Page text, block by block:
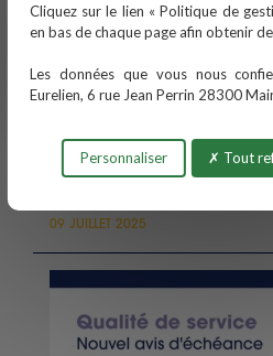
09 JUILLET 2025
Cliquez sur le lien « Politique de
en bas de chaque page afin obtenir
Les données que vous nous
Eurelien, 6 rue Jean Perrin 28300
Tout
Personnaliser